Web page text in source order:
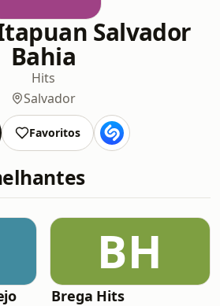
Salvador
Bahia
Hits
Salvador
Favoritos
BH
Brega Hits